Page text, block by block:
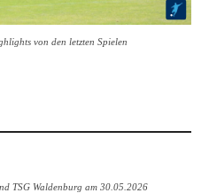
von den letzten Spielen
TSG Waldenburg am 30.05.2026